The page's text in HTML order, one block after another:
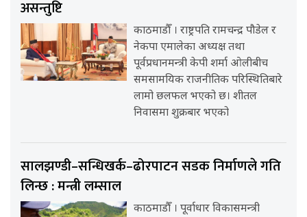
असन्तुष्टि
काठमाडौँ । राष्ट्रपति रामचन्द्र पौडेल र
नेकपा एमालेका अध्यक्ष तथा
पूर्वप्रधानमन्त्री केपी शर्मा ओलीबीच
समसामयिक राजनीतिक परिस्थितिबारे
लामो छलफल भएको छ। शीतल
निवासमा शुक्रबार भएको
सालझण्डी–सन्धिखर्क–ढोरपाटन सडक निर्माणले गति
लिन्छ : मन्त्री लम्साल
काठमाडौँ । पूर्वाधार विकासमन्त्री